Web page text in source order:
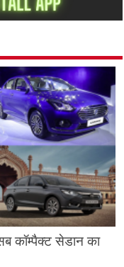
कॉम्पैक्ट सेडान का